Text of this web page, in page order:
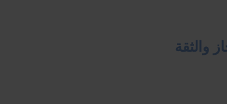
والثقة